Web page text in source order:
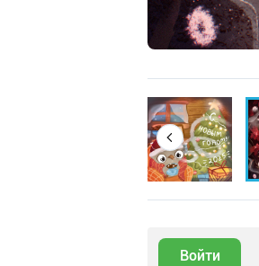
Войти